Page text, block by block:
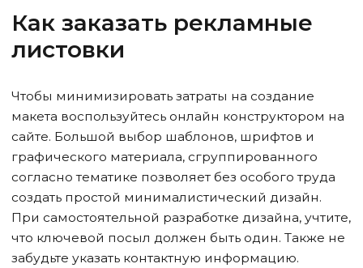
Как заказать рекламные
листовки
Чтобы минимизировать затраты на создание
макета воспользуйтесь онлайн конструктором на
сайте. Большой выбор шаблонов, шрифтов и
графического материала, сгруппированного
согласно тематике позволяет без особого труда
создать простой минималистический дизайн.
При самостоятельной разработке дизайна, учтите,
что ключевой посыл должен быть один. Также не
забудьте указать контактную информацию.